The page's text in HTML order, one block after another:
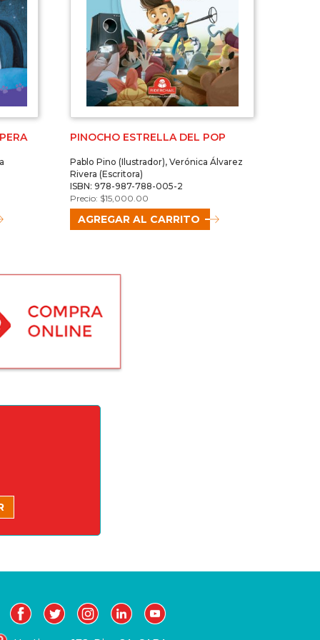
PINOCHO ESTRELLA DEL POP
Pablo Pino (Ilustrador), Verónica Álvarez
Rivera (Escritora)
ISBN: 978-987-788-005-2
$15,000.00
AGREGAR AL CARRITO